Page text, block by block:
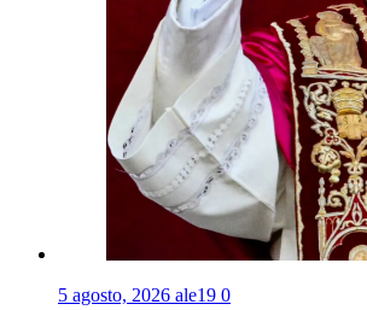
5 agosto, 2026 ale19 0